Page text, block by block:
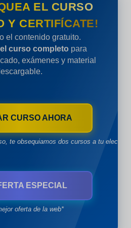
EL CURSO
Y CERTIFÍCATE!
el contenido gratuito.
curso completo para
exámenes y material
CURSO AHORA
te obsequiamos dos cursos a tu
ESPECIAL
oferta de la web*